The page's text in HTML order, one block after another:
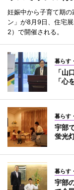
妊娠中から子育て期
ン」が8月9日、住宅
2）で開催される。
暮らす
「
「心
暮らす
宇部
蛍光
暮らす
宇部